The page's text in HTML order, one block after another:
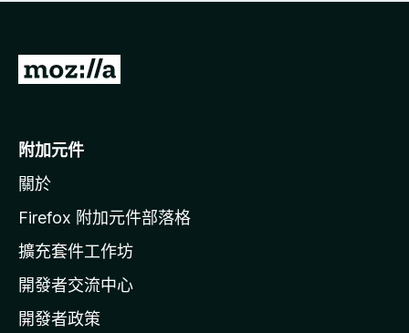
有
前
o
i
l
a
官
網
附加元件
關於
Firefox 附加元件部落格
擴充套件工作坊
開發者交流中心
開發者政策